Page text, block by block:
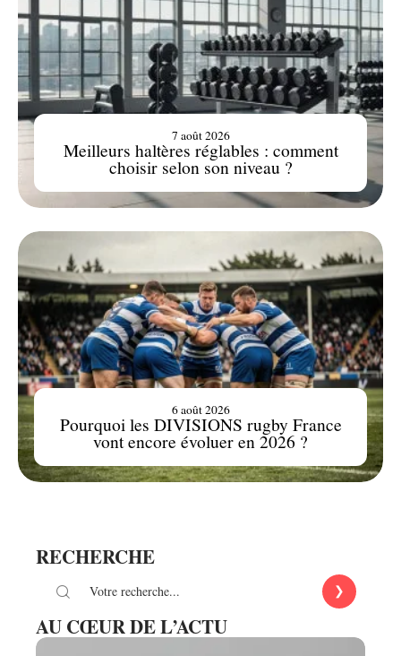
Meilleurs haltères réglables : comment
choisir selon son niveau ?
7 août 2026
Pourquoi les DIVISIONS rugby France
vont encore évoluer en 2026 ?
6 août 2026
RECHERCHE
AU CŒUR DE L’ACTU